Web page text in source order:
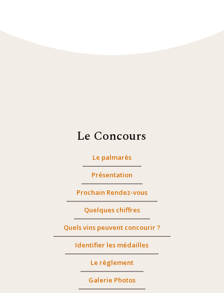
Le Concours
Le palmarès
Présentation
Prochain Rendez-vous
Quelques chiffres
Quels vins peuvent concourir ?
Identifier les médailles
Le règlement
Galerie Photos